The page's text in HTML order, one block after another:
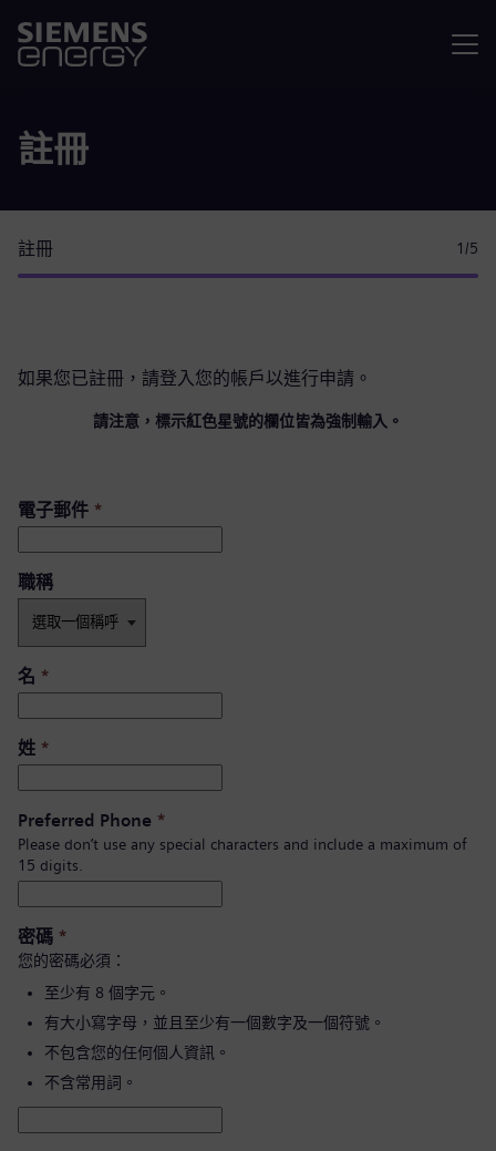
註冊
註冊 1 /5
如果您已註冊，請登入您的帳戶以進行申請。
請注意，標示紅色星號的欄位皆為強制輸入。
電子郵件 *
職稱
名 *
姓 *
Preferred Phone *
Please don’t use any special characters and include a maximum of
15 digits.
密碼 *
您的密碼必須：
至少有 8 個字元。
有大小寫字母，並且至少有一個數字及一個符號。
不包含您的任何個人資訊。
不含常用詞。